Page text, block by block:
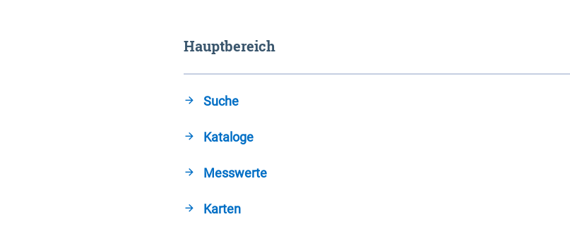
Hauptbereich
Suche
Kataloge
Messwerte
Karten